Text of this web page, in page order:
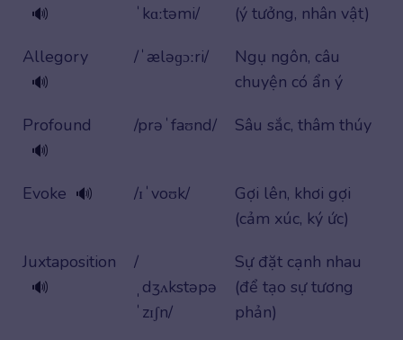
🔊
ˈkɑːtəmi/
(ý tưởng, nhân vật)
Allegory
🔊
/ˈæləɡɔːri/
Ngụ ngôn, câu
chuyện có ẩn ý
Profound
🔊
/prəˈfaʊnd/ Sâu sắc, thâm thúy
Evoke 🔊 /ɪˈvoʊk/
Gợi lên, khơi gợi
(cảm xúc, ký ức)
Juxtaposition
🔊
/
ˌdʒʌkstəpə
ˈzɪʃn/
Sự đặt cạnh nhau
(để tạo sự tương
phản)